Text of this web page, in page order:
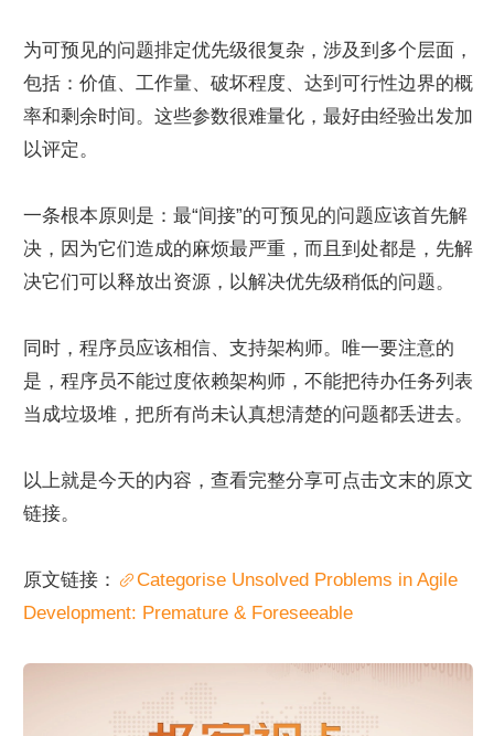
为可预见的问题排定优先级很复杂，涉及到多个层面，
包括：价值、工作量、破坏程度、达到可行性边界的概
率和剩余时间。这些参数很难量化，最好由经验出发加
以评定。
一条根本原则是：最“间接”的可预见的问题应该首先解
决，因为它们造成的麻烦最严重，而且到处都是，先解
决它们可以释放出资源，以解决优先级稍低的问题。
同时，程序员应该相信、支持架构师。唯一要注意的
是，程序员不能过度依赖架构师，不能把待办任务列表
当成垃圾堆，把所有尚未认真想清楚的问题都丢进去。
以上就是今天的内容，查看完整分享可点击文末的原文
链接。
原文链接：
Categorise Unsolved Problems in Agile
Development: Premature & Foreseeable